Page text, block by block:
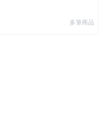
多筆商品